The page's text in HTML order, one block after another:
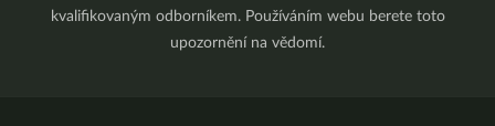
kvalifikovaným odborníkem. Používáním webu berete toto
upozornění na vědomí.